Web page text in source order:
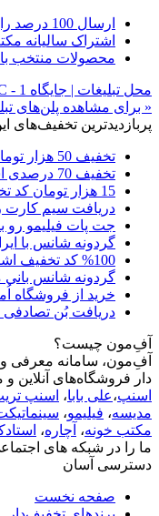
ارسال 100 درصد رایگان باسلام از محصولات منتخب
اشتراک سالیانه مکتب خونه
محصولات منتخب با 50 درصد تخفیف بنیکس
محل تبلیغات | جایگاه C - 1
« برای مشاهده پلن‌های
پربازدیدترین تخفیف‌های
تخفیف 50 هزار تومانی خرید محصولات پروتئینی اسنپ فود
تخفیف 70 درصدی اشتراک دیجی پلاس از دیجی کالا
15 هزار تومان کد تخفیف خرید نان از اسنپ فود
دریافت سیم کارت
جت پات فیلیمو رو
گردونه شانس با
%100 کد تخفیف اشتراک 3 ماهه دیجی پلاس از دیجی کالا
گردونه شانس بانی مد تا
خرید از فروشگاه اُمارکت با کد
دریافت بُن تصادفی
آفِ‌مون چیست؟
آفِ‌مون، سامانه معرفی و
دار فروشگاه‌های آنلاین و
اسنپ،علی بابا، اسنپ
مدیسه، فیلیمو،
مکتب خونه، آچاره،
ما را در شبکه های
دسترسی آسان
صفحه نخست